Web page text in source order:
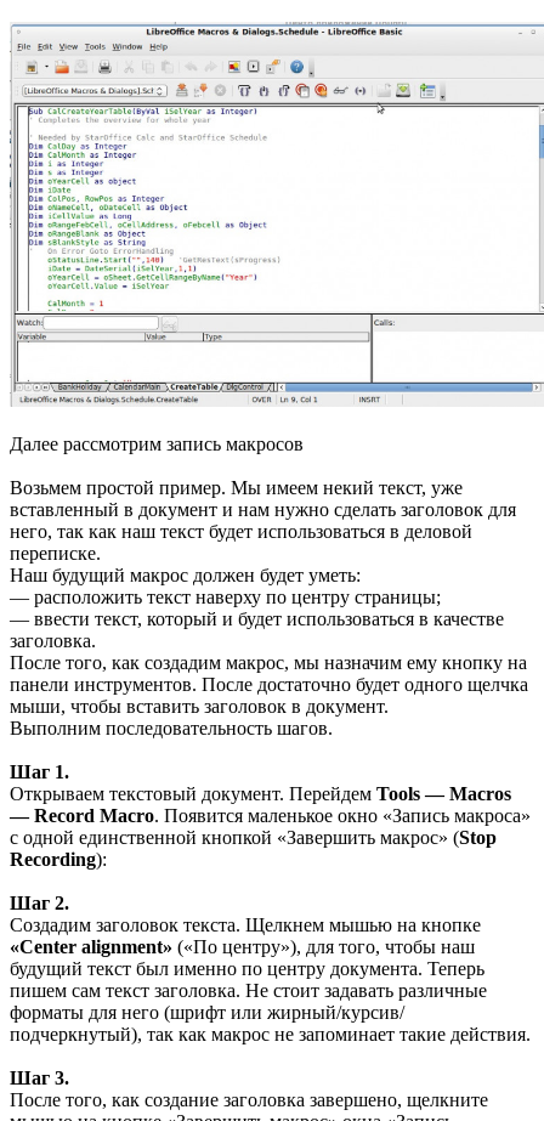
Далее рассмотрим запись макросов
Возьмем простой пример. Мы имеем некий текст, уже
вставленный в документ и нам нужно сделать заголовок для
него, так как наш текст будет использоваться в деловой
переписке.
Наш будущий макрос должен будет уметь:
— расположить текст наверху по центру страницы;
— ввести текст, который и будет использоваться в качестве
заголовка.
После того, как создадим макрос, мы назначим ему кнопку на
панели инструментов. После достаточно будет одного щелчка
мыши, чтобы вставить заголовок в документ.
Выполним последовательность шагов.
Шаг 1.
Открываем текстовый документ. Перейдем Tools — Macros
— Record Macro. Появится маленькое окно «Запись макроса»
с одной единственной кнопкой «Завершить макрос» (Stop
Recording):
Шаг 2.
Создадим заголовок текста. Щелкнем мышью на кнопке
«Center alignment» («По центру»), для того, чтобы наш
будущий текст был именно по центру документа. Теперь
пишем сам текст заголовка. Не стоит задавать различные
форматы для него (шрифт или жирный/курсив/
подчеркнутый), так как макрос не запоминает такие действия.
Шаг 3.
После того, как создание заголовка завершено, щелкните